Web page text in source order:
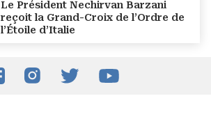
Le Président Nechirvan Barzani
reçoit la Grand-Croix de l’Ordre de
l’Étoile d’Italie